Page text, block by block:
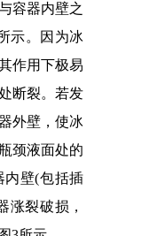
容器内壁之
示。因为冰
作用下极易
断裂。若发
外壁，使冰
颈液面处的
内壁(包括插
涨裂破损，